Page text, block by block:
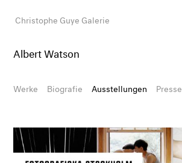
Christophe Guye Galerie
Albert Watson
Werke Biografie Ausstellungen Presse